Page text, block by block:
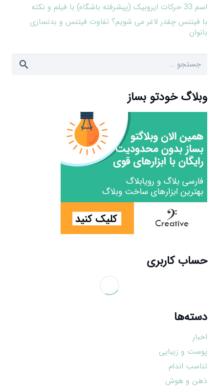
اسم 33 حرکات ایروبیک (پیشرفته باشگاه) با فیلم و نکته
با فیتنس چقدر لاغر می شویم؟ تفاوت فیتنس و بدنسازی
بانوان
جستجو
وبلاگ خودتو بساز
حساب کاربری
دسته‌ها
اخبار
پوست و زیبایی
تناسب اندام
ذهن و هوش